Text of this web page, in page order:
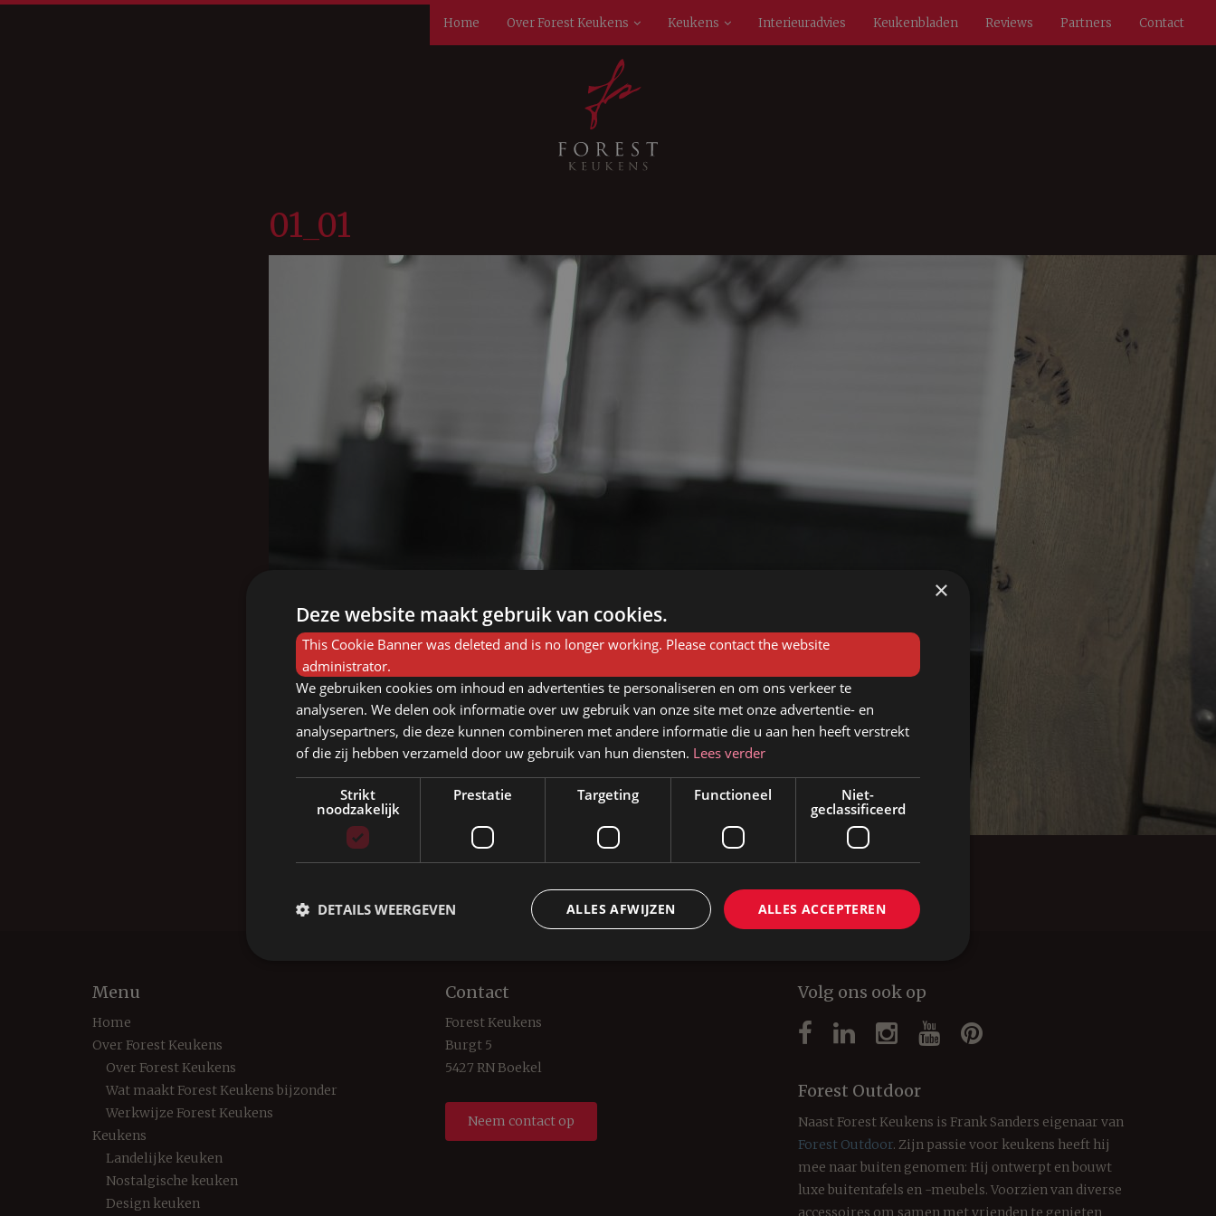
Home Over Forest Keukens Keukens Interieuradvies Keukenbladen Reviews Partners Contact
01_01
Home Werkgebied Keukens Boekel 01_01
Menu
Home
Over Forest Keukens
Over Forest Keukens
Wat maakt Forest Keukens bijzonder
Werkwijze Forest Keukens
Keukens
Landelijke keuken
Nostalgische keuken
Design keuken
Contact
Forest Keukens
Burgt 5
5427 RN Boekel
Neem contact op
Volg ons ook op
Forest Outdoor
Naast Forest Keukens is Frank Sanders eigenaar van
Forest Outdoor. Zijn passie voor keukens heeft hij
mee naar buiten genomen: Hij ontwerpt en bouwt
luxe buitentafels en -meubels. Voorzien van diverse
accessoires om samen met vrienden te genieten
×
Deze website maakt gebruik van cookies.
This Cookie Banner was deleted and is no longer working. Please contact the website
administrator.
We gebruiken cookies om inhoud en advertenties te personaliseren en om ons verkeer te
analyseren. We delen ook informatie over uw gebruik van onze site met onze advertentie- en
analysepartners, die deze kunnen combineren met andere informatie die u aan hen heeft verstrekt
of die zij hebben verzameld door uw gebruik van hun diensten. Lees verder
Strikt
noodzakelijk
Prestatie Targeting Functioneel
Niet-
geclassificeerd
ALLES ACCEPTEREN
ALLES AFWIJZEN
DETAILS WEERGEVEN